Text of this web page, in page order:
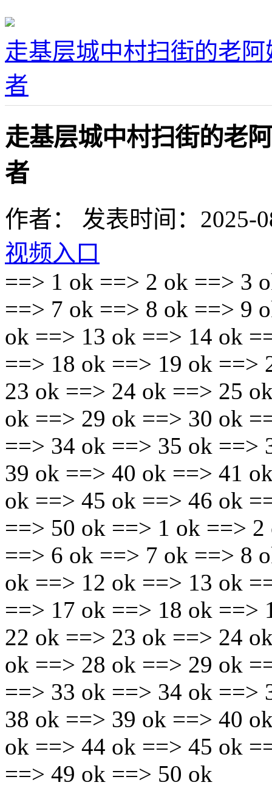
走基层城中村扫街的老
者
走基层城中村扫街的老
者
作者：
发表时间：2025-
视频入口
==> 1 ok ==> 2 ok ==> 3
==> 7 ok ==> 8 ok ==> 9
ok ==> 13 ok ==> 14 ok
==> 18 ok ==> 19 ok ==>
23 ok ==> 24 ok ==> 25
ok ==> 29 ok ==> 30 ok
==> 34 ok ==> 35 ok ==>
39 ok ==> 40 ok ==> 41
ok ==> 45 ok ==> 46 ok
==> 50 ok ==> 1 ok ==>
==> 6 ok ==> 7 ok ==> 8
ok ==> 12 ok ==> 13 ok
==> 17 ok ==> 18 ok ==>
22 ok ==> 23 ok ==> 24
ok ==> 28 ok ==> 29 ok
==> 33 ok ==> 34 ok ==>
38 ok ==> 39 ok ==> 40
ok ==> 44 ok ==> 45 ok
==> 49 ok ==> 50 ok